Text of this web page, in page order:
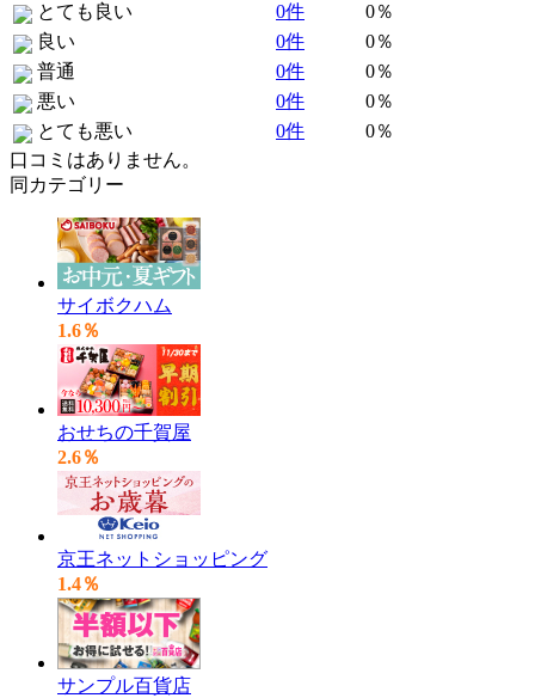
とても良い
0件
0％
良い
0件
0％
普通
0件
0％
悪い
0件
0％
とても悪い
0件
0％
口コミはありません。
同カテゴリー
サイボクハム
1.6％
おせちの千賀屋
2.6％
京王ネットショッピング
1.4％
サンプル百貨店